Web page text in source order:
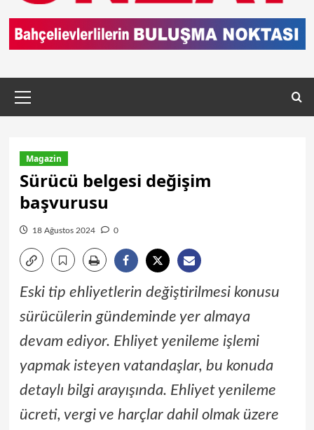
Magazin
Sürücü belgesi değişim
başvurusu
18 Ağustos 2024 0
Eski tip ehliyetlerin değiştirilmesi konusu
sürücülerin gündeminde yer almaya
devam ediyor. Ehliyet yenileme işlemi
yapmak isteyen vatandaşlar, bu konuda
detaylı bilgi arayışında. Ehliyet yenileme
ücreti, vergi ve harçlar dahil olmak üzere